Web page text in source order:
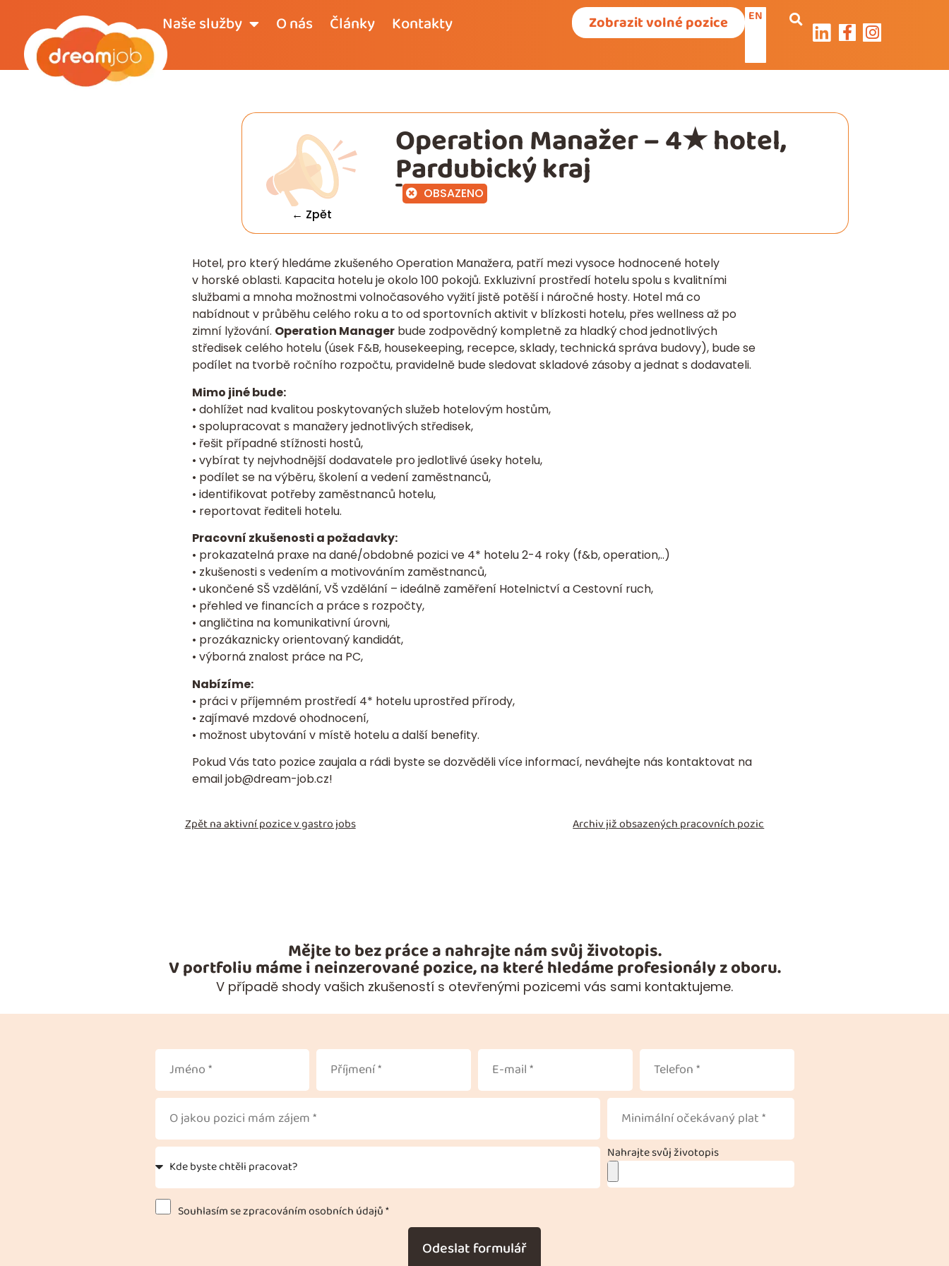
Naše služby O nás Články Kontakty Zobrazit volné pozice EN
← Zpět
Operation Manažer – 4★ hotel,
Pardubický kraj
OBSAZENO
Hotel, pro který hledáme zkušeného Operation Manažera, patří mezi vysoce hodnocené hotely
v horské oblasti. Kapacita hotelu je okolo 100 pokojů. Exkluzivní prostředí hotelu spolu s kvalitními
službami a mnoha možnostmi volnočasového vyžití jistě potěší i náročné hosty. Hotel má co
nabídnout v průběhu celého roku a to od sportovních aktivit v blízkosti hotelu, přes wellness až po
zimní lyžování. Operation Managerbude zodpovědný kompletně za hladký chod jednotlivých
středisek celého hotelu (úsek F&B, housekeeping, recepce, sklady, technická správa budovy), bude se
podílet na tvorbě ročního rozpočtu, pravidelně bude sledovat skladové zásoby a jednat s dodavateli.
Mimo jiné bude:
• dohlížet nad kvalitou poskytovaných služeb hotelovým hostům,
• spolupracovat s manažery jednotlivých středisek,
• řešit případné stížnosti hostů,
• vybírat ty nejvhodnější dodavatele pro jedlotlivé úseky hotelu,
• podílet se na výběru, školení a vedení zaměstnanců,
• identifikovat potřeby zaměstnanců hotelu,
• reportovat řediteli hotelu.
Pracovní zkušenosti a požadavky:
• prokazatelná praxe na dané/obdobné pozici ve 4* hotelu 2-4 roky (f&b, operation,..)
• zkušenosti s vedením a motivováním zaměstnanců,
• ukončené SŠ vzdělání, VŠ vzdělání – ideálně zaměření Hotelnictví a Cestovní ruch,
• přehled ve financích a práce s rozpočty,
• angličtina na komunikativní úrovni,
• prozákaznicky orientovaný kandidát,
• výborná znalost práce na PC,
Nabízíme:
• práci v příjemném prostředí 4* hotelu uprostřed přírody,
• zajímavé mzdové ohodnocení,
• možnost ubytování v místě hotelu a další benefity.
Pokud Vás tato pozice zaujala a rádi byste se dozvěděli více informací, neváhejte nás kontaktovat na
emailjob@dream-job.cz!
Zpět na aktivní pozice vgastro jobs Archiv již obsazených pracovních pozic
Mějte to bez práce a nahrajte nám svůj životopis.
V portfoliu máme i neinzerované pozice, na které hledáme profesionály z oboru.
V případě shody vašich zkušeností s otevřenými pozicemi vás sami kontaktujeme.
Nahrajte svůj životopis
Souhlasím se zpracováním osobních údajů *
Odeslat formulář